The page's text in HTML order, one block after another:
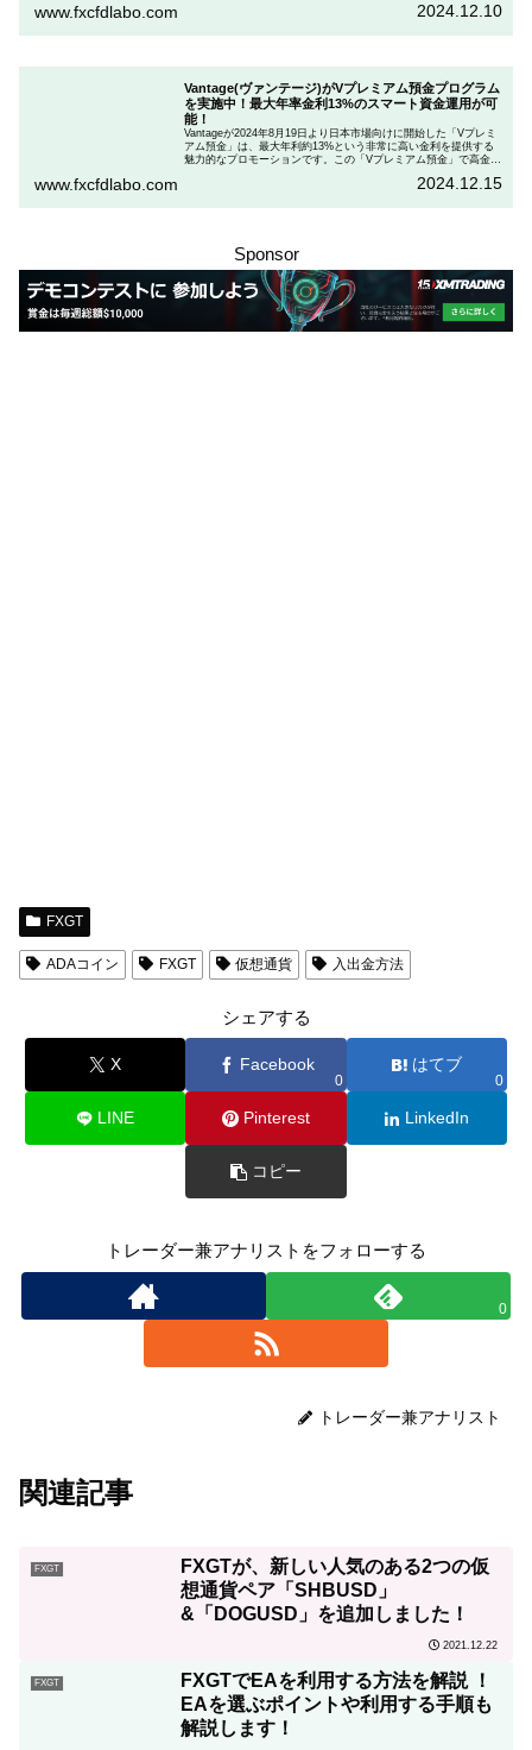
ます。さらに、TradingCultがほぼ定期的に実施している割引コー
www.fxcfdlabo.com 2024.12.10
Vantage(ヴァンテージ)がVプレミアム預金プログラム
を実施中！最大年率金利13%のスマート資金運用が可
能！
Vantageが2024年8月19日より日本市場向けに開始した「Vプレミ
アム預金」は、最大年利約13%という非常に高い金利を提供する
魅力的なプロモーションです。この「Vプレミアム預金」で高金利
「Vプレミアム預金」を行いたい人は、この記事をしっかりと読ん
www.fxcfdlabo.com 2024.12.15
Sponsor
FXGT
ADAコイン FXGT 仮想通貨 入出金方法
シェアする
X Facebook
0
はてブ
0
LINE Pinterest LinkedIn
コピー
トレーダー兼アナリストをフォローする
0
トレーダー兼アナリスト
関連記事
FXGT
FXGTが、新しい人気のある2つの仮
想通貨ペア「SHBUSD」
&「DOGUSD」を追加しました！
2021.12.22
FXGT
FXGTでEAを利用する方法を解説 ！
EAを選ぶポイントや利用する手順も
解説します！